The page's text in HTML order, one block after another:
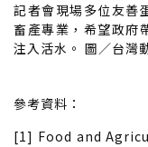
記者會現場多位友善
畜產專業，希望政府
注入活水。 圖／台灣
參考資料：
[1] Food and